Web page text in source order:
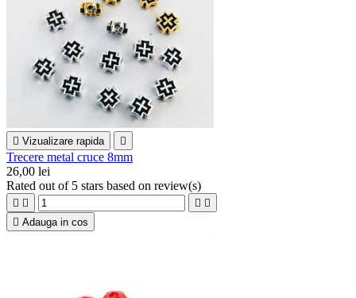
 Vizualizare rapida 
Trecere metal cruce 8mm
26,00 lei
Rated out of 5 stars based on review(s)
   
 Adauga in cos